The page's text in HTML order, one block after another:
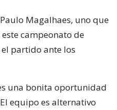
Magalhaes, uno que
campeonato de
partido ante los
una bonita oportunidad
equipo es alternativo